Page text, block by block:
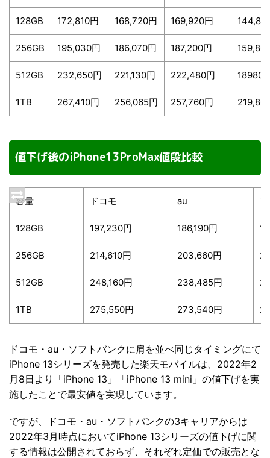
128GB 172,810円 168,720円 169,920円
256GB 195,030円 186,070円 187,200円
512GB 232,650円 221,130円 222,480円
1TB 267,410円 256,065円 257,760円
値下げ後のiPhone13ProMax値段比較
容量 ドコモ au
128GB 197,230円 186,190円
256GB 214,610円 203,660円
512GB 248,160円 238,485円
1TB 275,550円 273,540円
ドコモ・au・ソフトバンクに肩を並べ同じタイミングにて
iPhone 13シリーズを発売した楽天モバイルは、2022年2
月8日より「iPhone 13」「iPhone 13 mini」の値下げを実
施したことで最安値を実現しています。
ですが、ドコモ・au・ソフトバンクの3キャリアからは
2022年3月時点においてiPhone 13シリーズの値下げに関
する情報は公開されておらず、それぞれ定価での販売とな